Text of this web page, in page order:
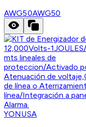
AWG50AWG50
YONUSA